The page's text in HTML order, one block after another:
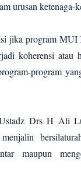
urusan ketenaga-
jika program MUI
koherensi atau
program
Drs H Ali
maupun